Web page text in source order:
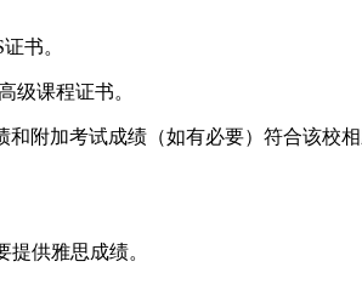
书。
级课程证书。
附加考试成绩（如有必要）符合该校
供雅思成绩。